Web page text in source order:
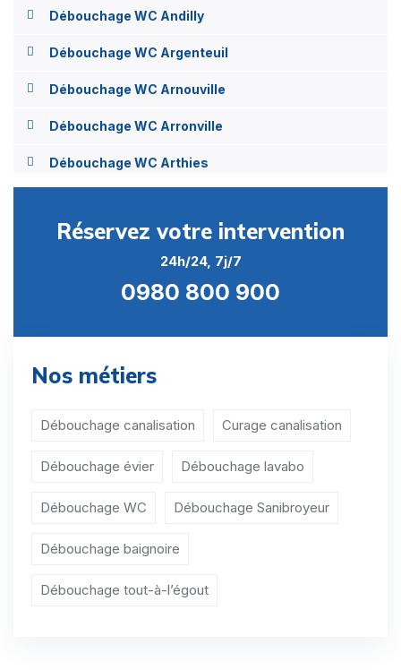
Débouchage WC Andilly
Débouchage WC Argenteuil
Débouchage WC Arnouville
Débouchage WC Arronville
Débouchage WC Arthies
Débouchage WC Attainville
Débouchage WC Auvers-sur-Oise
Débouchage WC Banthelu
Débouchage WC Beauchamp
Réservez votre intervention
24h/24, 7j/7
0980 800 900
Nos métiers
Débouchage canalisation Curage canalisation
Débouchage évier Débouchage lavabo
Débouchage WC Débouchage Sanibroyeur
Débouchage baignoire
Débouchage tout-à-l’égout